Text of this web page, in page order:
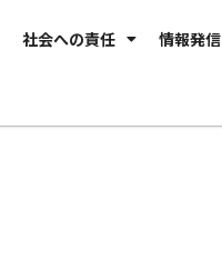
社会への責任 情報発信